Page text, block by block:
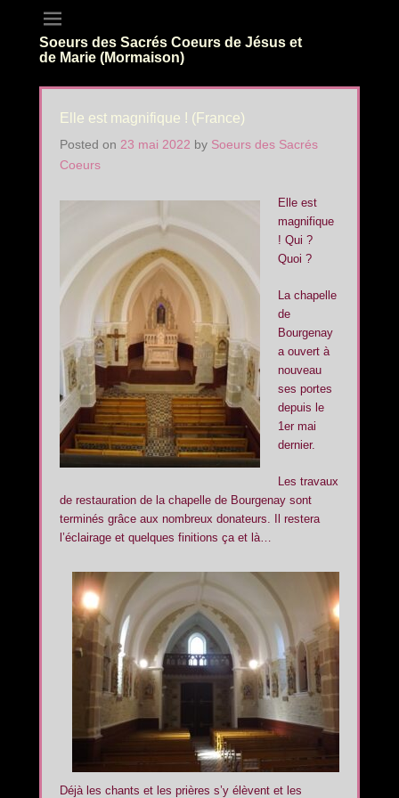
Soeurs des Sacrés Coeurs de Jésus et
de Marie (Mormaison)
Elle est magnifique ! (France)
Posted on 23 mai 2022 by Soeurs des Sacrés
Coeurs
Elle est
magnifique
! Qui ?
Quoi ?
La chapelle
de
Bourgenay
a ouvert à
nouveau
ses portes
depuis le
1er mai
dernier.
Les travaux
de restauration de la chapelle de Bourgenay sont
terminés grâce aux nombreux donateurs. Il restera
l’éclairage et quelques finitions ça et là…
Déjà les chants et les prières s’y élèvent et les